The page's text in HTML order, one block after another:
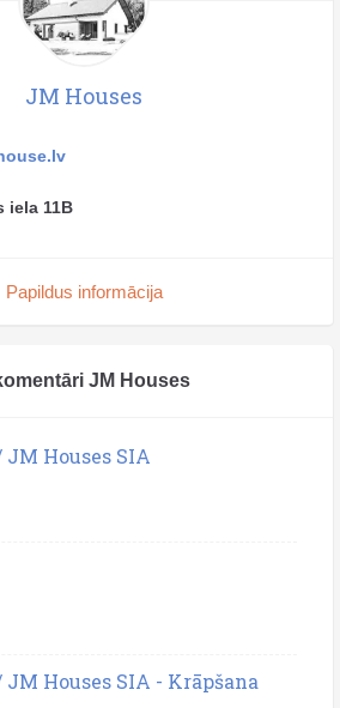
JM Houses
iela 11B
Papildus informācija
JM Houses
Houses SIA
Houses SIA - Krāpšana